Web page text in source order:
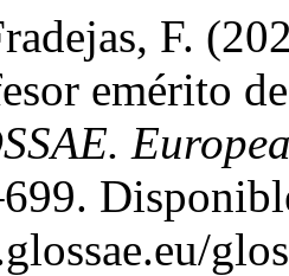
F.
emérito